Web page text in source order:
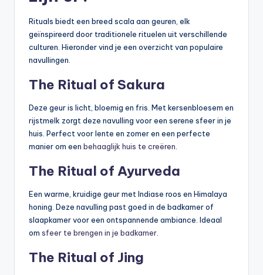
Rituals biedt een breed scala aan geuren, elk
geïnspireerd door traditionele rituelen uit verschillende
culturen. Hieronder vind je een overzicht van populaire
navullingen.
The Ritual of Sakura
Deze geur is licht, bloemig en fris. Met kersenbloesem en
rijstmelk zorgt deze navulling voor een serene sfeer in je
huis. Perfect voor lente en zomer en een perfecte
manier om een behaaglijk huis te creëren.
The Ritual of Ayurveda
Een warme, kruidige geur met Indiase roos en Himalaya
honing. Deze navulling past goed in de badkamer of
slaapkamer voor een ontspannende ambiance. Ideaal
om sfeer te brengen in je badkamer.
The Ritual of Jing